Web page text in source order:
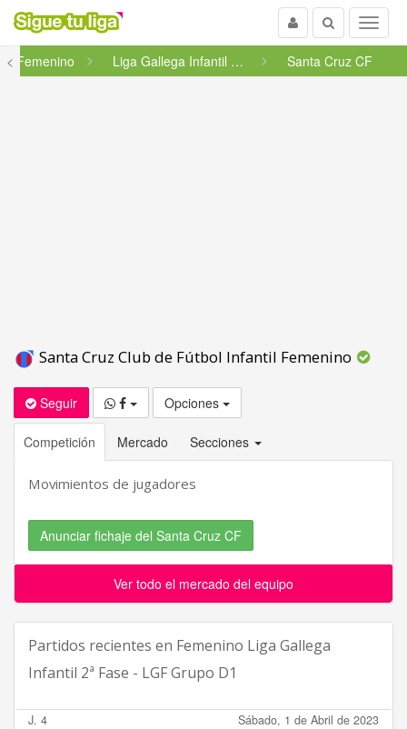
Menu
Buscar
Usuario
< Femenino Liga Gallega Infantil 2ª Fase... Santa Cruz CF
Santa Cruz Club de Fútbol Infantil Femenino
Seguir Opciones
Competición Mercado Secciones
Movimientos de jugadores
Anunciar fichaje del Santa Cruz CF
Ver todo el mercado del equipo
Partidos recientes en Femenino Liga Gallega
Infantil 2ª Fase - LGF Grupo D1
J. 4 Sábado, 1 de Abril de 2023